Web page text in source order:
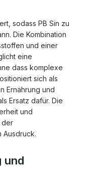
sodass PB Sin zu
Die Kombination
und einer
eine
dass komplexe
sich als
Ernährung und
Ersatz dafür. Die
und
der
Ausdruck.
und